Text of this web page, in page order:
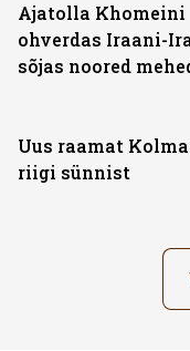
Ajatolla Khomeini
ohverdas Iraani-
sõjas noored
Uus raamat
riigi sünnist